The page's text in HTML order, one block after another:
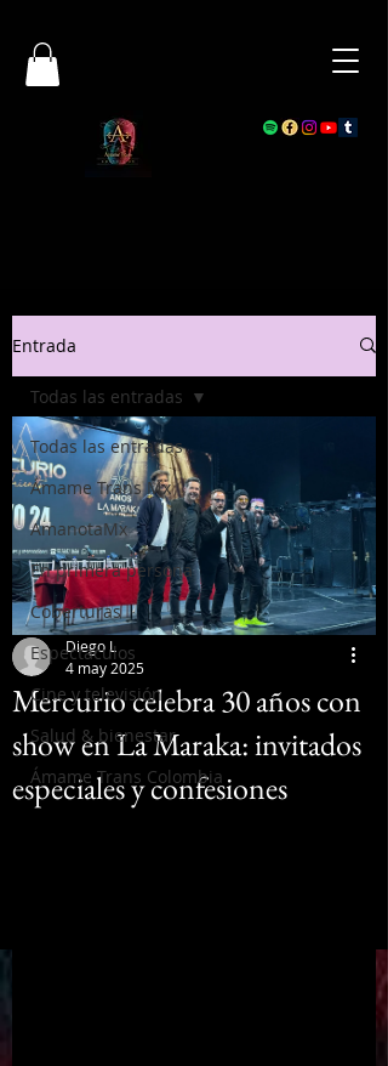
Entrada
Todas las entradas
Ámame Trans Mx
AmanotaMx
En primera persona
Coberturas
Espectáculos
Cine y televisión
Salud & bienestar
Ámame Trans Colombia
Todas las entradas
Mercurio celebra 30 años con
show en La Maraka: invitados
especiales y confesiones
Diego L
4 may 2025